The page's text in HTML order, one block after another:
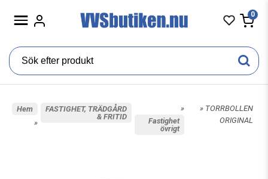
0
Hem
»
FASTIGHET, TRÄDGÅRD
& FRITID
»
Fastighet
övrigt
» TORRBOLLEN
ORIGINAL